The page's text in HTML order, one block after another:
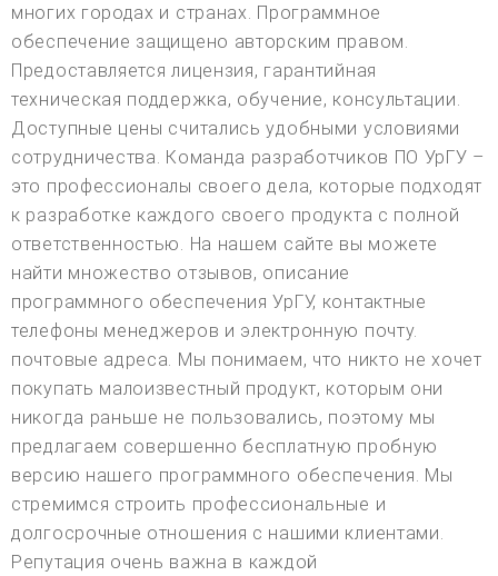
многих городах и странах. Программное
обеспечение защищено авторским правом.
Предоставляется лицензия, гарантийная
техническая поддержка, обучение, консультации.
Доступные цены считались удобными условиями
сотрудничества. Команда разработчиков ПО УрГУ –
это профессионалы своего дела, которые подходят
к разработке каждого своего продукта с полной
ответственностью. На нашем сайте вы можете
найти множество отзывов, описание
программного обеспечения УрГУ, контактные
телефоны менеджеров и электронную почту.
почтовые адреса. Мы понимаем, что никто не хочет
покупать малоизвестный продукт, которым они
никогда раньше не пользовались, поэтому мы
предлагаем совершенно бесплатную пробную
версию нашего программного обеспечения. Мы
стремимся строить профессиональные и
долгосрочные отношения с нашими клиентами.
Репутация очень важна в каждой